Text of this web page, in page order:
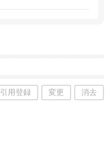
引用登録 変更 消去